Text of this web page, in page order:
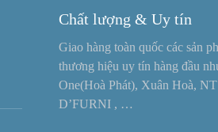
Chất lượng & Uy tín
Giao hàng toàn quốc các sản
thương hiệu uy tín hàng đầu
One(Hoà Phát), Xuân Hoà,
D’FURNI , …